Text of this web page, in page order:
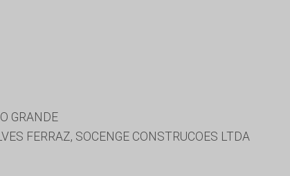
GRANDE
FERRAZ, SOCENGE CONSTRUCOES LTDA